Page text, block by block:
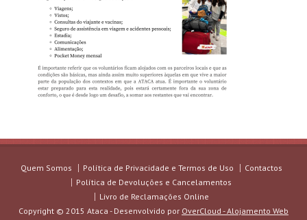
Quem Somos Política de Privacidade e Termos de Uso
Contactos
Política de Devoluções e Cancelamentos
Livro de Reclamações Online
Copyright © 2015 Ataca - Desenvolvido por OverCloud - Alojamento Web